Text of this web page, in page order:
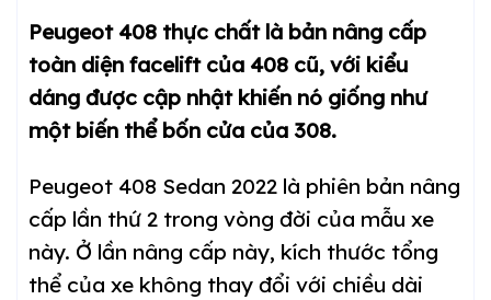
Peugeot 408 thực chất là bản nâng cấp
toàn diện facelift của 408 cũ, với kiểu
dáng được cập nhật khiến nó giống như
một biến thể bốn cửa của 308.
Peugeot 408 Sedan 2022 là phiên bản nâng
cấp lần thứ 2 trong vòng đời của mẫu xe
này. Ở lần nâng cấp này, kích thước tổng
thể của xe không thay đổi với chiều dài